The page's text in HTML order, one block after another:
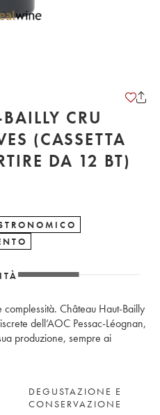
CRU
(CASSETTA
DA 12 BT)
Château Haut-Bailly
dell’AOC Pessac-Léognan,
produzione, sempre ai
DEGUSTAZIONE E
CONSERVAZIONE